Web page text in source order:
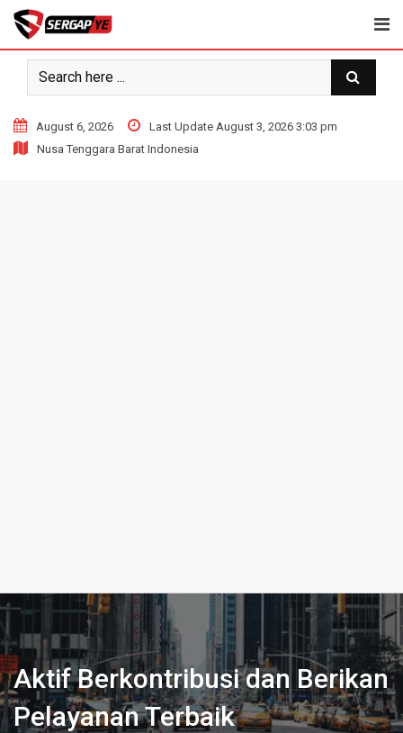
Skip
content
August 6, 2026
Last Update August 3, 2026 3:03 pm
Nusa Tenggara Barat Indonesia
Aktif Berkontribusi dan Berikan
Pelayanan Terbaik